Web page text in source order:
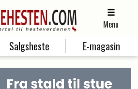
Menu
Salgsheste E-magasin